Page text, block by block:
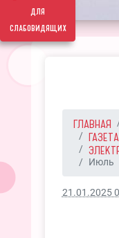
для
слабовидящих
ГЛАВНАЯ
Июль
21.01.2025